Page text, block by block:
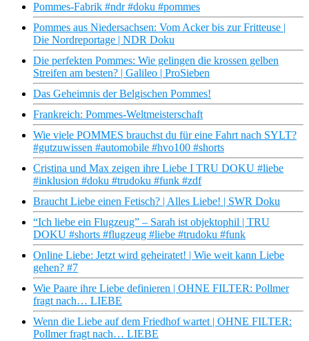
Pommes-Fabrik #ndr #doku #pommes
Pommes aus Niedersachsen: Vom Acker bis zur Fritteuse |
Die Nordreportage | NDR Doku
Die perfekten Pommes: Wie gelingen die krossen gelben
Streifen am besten? | Galileo | ProSieben
Das Geheimnis der Belgischen Pommes!
Frankreich: Pommes-Weltmeisterschaft
Wie viele POMMES brauchst du für eine Fahrt nach SYLT?
#gutzuwissen #automobile #hvo100 #shorts
Cristina und Max zeigen ihre Liebe I TRU DOKU #liebe
#inklusion #doku #trudoku #funk #zdf
Braucht Liebe einen Fetisch? | Alles Liebe! | SWR Doku
“Ich liebe ein Flugzeug” – Sarah ist objektophil | TRU
DOKU #shorts #flugzeug #liebe #trudoku #funk
Online Liebe: Jetzt wird geheiratet! | Wie weit kann Liebe
gehen? #7
Wie Paare ihre Liebe definieren | OHNE FILTER: Pollmer
fragt nach… LIEBE
Wenn die Liebe auf dem Friedhof wartet | OHNE FILTER:
Pollmer fragt nach… LIEBE